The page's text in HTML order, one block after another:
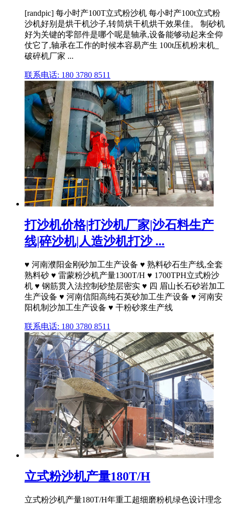
[randpic] 每小时产100T立式粉沙机 每小时产100t立式粉
沙机好别是烘干机沙子,转筒烘干机烘干效果佳。 制砂机
好为关键的零部件是哪个呢是轴承,设备能够动起来全仰
仗它了,轴承在工作的时候本容易产生 100t压机粉末机_
破碎机厂家 ...
联系电话: 180 3780 8511
打沙机价格|打沙机厂家|沙石料生产
线|碎沙机|人造沙机打沙 ...
♥ 河南濮阳金刚砂加工生产设备 ♥ 熟料砂石生产线,全套
熟料砂 ♥ 雷蒙粉沙机产量1300T/H ♥ 1700TPH立式粉沙
机 ♥ 钢筋贯入法控制砂垫层密实 ♥ 四 眉山长石砂岩加工
生产设备 ♥ 河南信阳高纯石英砂加工生产设备 ♥ 河南安
阳机制沙加工生产设备 ♥ 干粉砂浆生产线
联系电话: 180 3780 8511
立式粉沙机产量180T/H
立式粉沙机产量180T/H年重工超细磨粉机绿色设计理念